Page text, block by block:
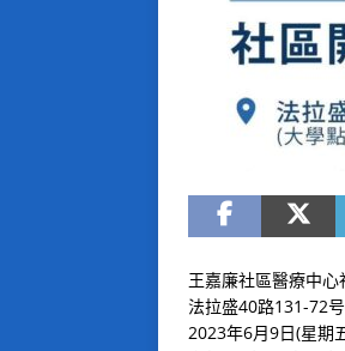
王嘉廉社區醫療中心
法拉盛40路131-72
2023年6月9日(星期